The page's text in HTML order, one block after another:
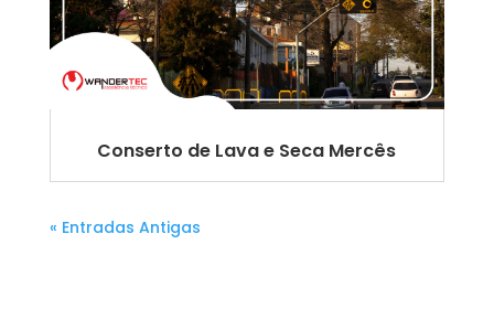
Conserto de Lava e Seca Mercês
« Entradas Antigas